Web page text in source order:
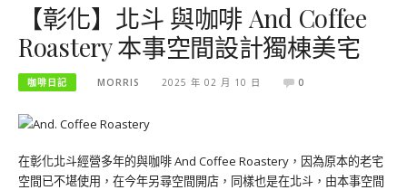
【彰化】北斗 與咖啡 And Coffee
Roastery 本事空間設計獨棟美宅
咖啡日記 MORRIS 2025 年 02 月 10 日 0
在彰化北斗經營多年的與咖啡 And Coffee Roastery，因為原本的老宅
空間已不堪使用，在今年另尋空間開店，同樣也是在北斗，由本事空間